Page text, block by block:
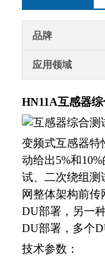
品牌
应用领域
HN11A互感器
变频式互感器特
动给出5%和
试、二次绕组测
网整体架构前
DU部署，另一
DU部署，多个
技术参数：